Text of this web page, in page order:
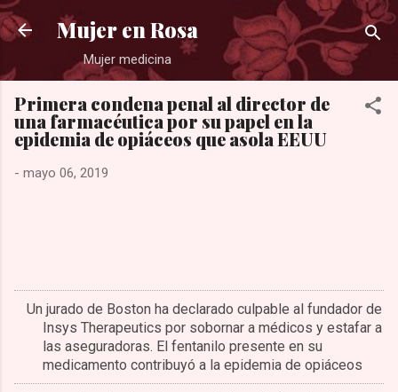
Ir al contenido principal
Mujer en Rosa
Mujer medicina
Primera condena penal al director de
una farmacéutica por su papel en la
epidemia de opiáceos que asola EEUU
- mayo 06, 2019
Un jurado de Boston ha declarado culpable al fundador de
Insys Therapeutics por sobornar a médicos y estafar a
las aseguradoras. El fentanilo presente en su
medicamento contribuyó a la epidemia de opiáceos